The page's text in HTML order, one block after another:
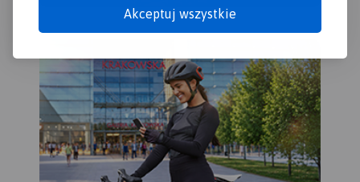
Akceptuj wszystkie